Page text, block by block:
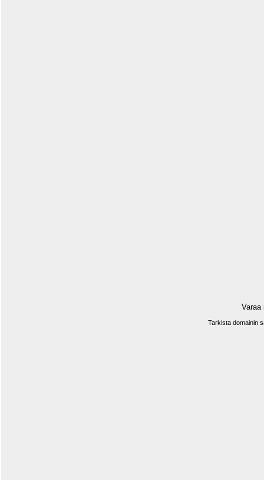
Varaa
Tarkista domainin